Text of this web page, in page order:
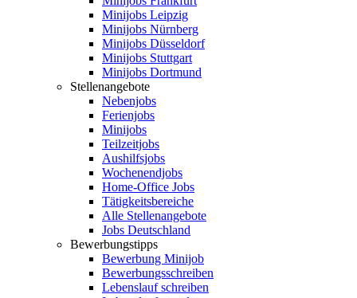
Minijobs Leipzig
Minijobs Nürnberg
Minijobs Düsseldorf
Minijobs Stuttgart
Minijobs Dortmund
Stellenangebote
Nebenjobs
Ferienjobs
Minijobs
Teilzeitjobs
Aushilfsjobs
Wochenendjobs
Home-Office Jobs
Tätigkeitsbereiche
Alle Stellenangebote
Jobs Deutschland
Bewerbungstipps
Bewerbung Minijob
Bewerbungsschreiben
Lebenslauf schreiben